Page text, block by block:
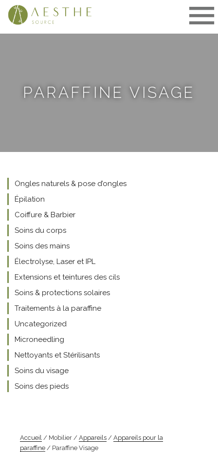
Aller
PARAFFINE VISAGE
Accueil / Mobilier / Appareils / Appareils pour la
paraffine / Paraffine Visage
Ongles naturels & pose d’ongles
Épilation
Coiffure & Barbier
Soins du corps
Soins des mains
Électrolyse, Laser et IPL
Extensions et teintures des cils
Soins & protections solaires
Traitements à la paraffine
Uncategorized
Microneedling
Nettoyants et Stérilisants
Soins du visage
Soins des pieds